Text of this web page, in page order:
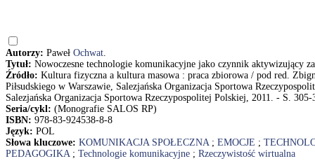
Autorzy: Paweł Ochwat.
Tytuł: Nowoczesne technologie komunikacyjne jako czynnik aktywizujący
Źródło: Kultura fizyczna a kultura masowa : praca zbiorowa / pod red.
Piłsudskiego w Warszawie, Salezjańska Organizacja Sportowa
Salezjańska Organizacja Sportowa Rzeczypospolitej Polskiej, 2011. - S. 305-
Seria/cykl: (Monografie SALOS RP)
ISBN: 978-83-924538-8-8
Język: POL
Słowa kluczowe: KOMUNIKACJA SPOŁECZNA; EMOCJE ;
PEDAGOGIKA; Technologie komunikacyjne ; Rzeczywistość wirtualna